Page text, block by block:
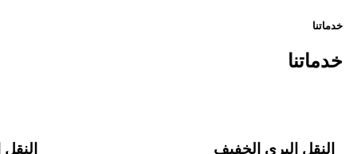
خدماتنا
خدماتنا
النقل البري الخفيف